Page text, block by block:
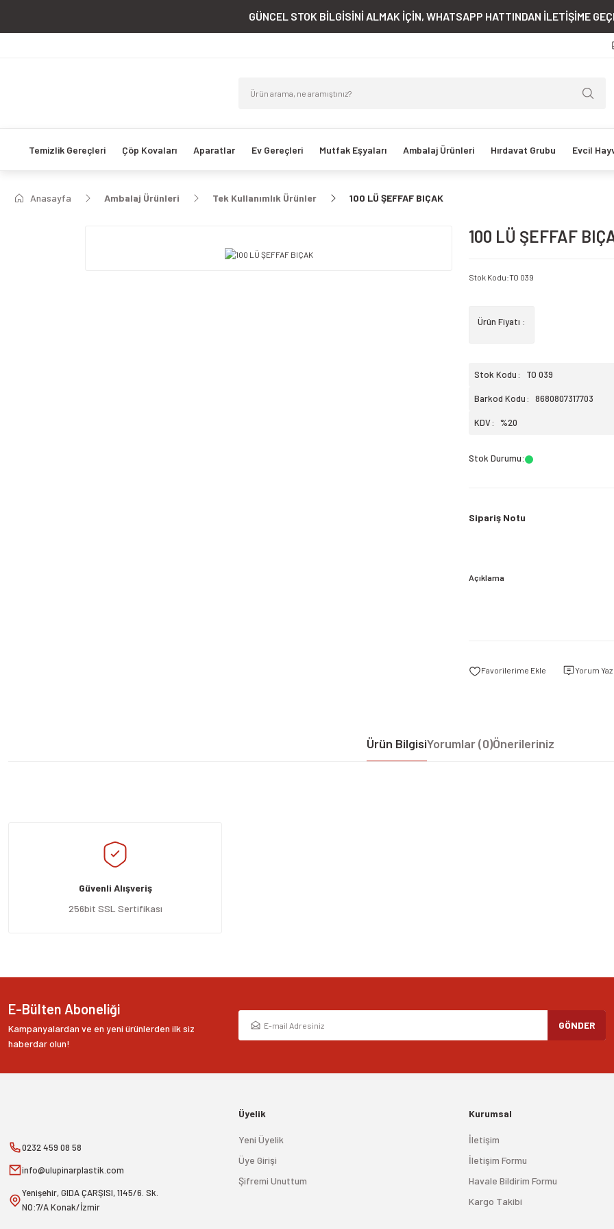
GÜNCEL STOK BİLGİSİNİ ALMAK İÇİN, WHATSAPP HATTINDAN İLETİŞİME
Temizlik Gereçleri Çöp Kovaları Aparatlar Ev Gereçleri Mutfak Eşyaları Ambalaj Ürünleri Hırdavat Grubu Evcil
Anasayfa Ambalaj Ürünleri Tek Kullanımlık Ürünler 100 LÜ ŞEFFAF BIÇAK
100 LÜ ŞEFFAF
Stok Kodu:TO 039
Ürün Fiyatı :
Stok Kodu TO 039
Barkod Kodu 8680807317703
KDV %20
Stok Durumu:
Sipariş Notu
Açıklama
Yorum Yaz
Ürün BilgisiYorumlar (0)Önerileriniz
Ürün resmi kalitesiz, bozuk veya görüntülenemiyor.
Ürün açıklamasında eksik bilgiler bulunuyor.
Ürün bilgilerinde hatalar bulunuyor.
Ürün fiyatı diğer sitelerden daha pahalı.
Güvenli Alışveriş
256bit SSL Sertifikası
E-Bülten Aboneliği
Kampanyalardan ve en yeni ürünlerden ilk siz
haberdar olun!
GÖNDER
0232 459 08 58
info@ulupinarplastik.com
Yenişehir, GIDA ÇARŞISI, 1145/6. Sk.
NO:7/A Konak/İzmir
Üyelik
Yeni Üyelik
Üye Girişi
Şifremi Unuttum
Kurumsal
İletişim
İletişim Formu
Havale Bildirim Formu
Kargo Takibi